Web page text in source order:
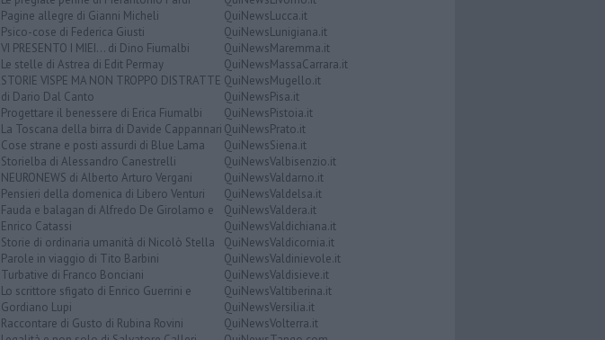
Pagine allegre di Gianni Micheli
Psico-cose di Federica Giusti
VI PRESENTO I MIEI... di Dino Fiumalbi
Le stelle di Astrea di Edit Permay
STORIE VISPE MA NON TROPPO DISTRATTE
di Dario Dal Canto
Progettare il benessere di Erica Fiumalbi
La Toscana della birra di Davide Cappannari
Cose strane e posti assurdi di Blue Lama
Storielba di Alessandro Canestrelli
NEURONEWS di Alberto Arturo Vergani
Pensieri della domenica di Libero Venturi
Fauda e balagan di Alfredo De Girolamo e
Enrico Catassi
Storie di ordinaria umanità di Nicolò Stella
Parole in viaggio di Tito Barbini
Turbative di Franco Bonciani
Lo scrittore sfigato di Enrico Guerrini e
Gordiano Lupi
Raccontare di Gusto di Rubina Rovini
QuiNewsLucca.it
QuiNewsLunigiana.it
QuiNewsMaremma.it
QuiNewsMassaCarrara.it
QuiNewsMugello.it
QuiNewsPisa.it
QuiNewsPistoia.it
QuiNewsPrato.it
QuiNewsSiena.it
QuiNewsValbisenzio.it
QuiNewsValdarno.it
QuiNewsValdelsa.it
QuiNewsValdera.it
QuiNewsValdichiana.it
QuiNewsValdicornia.it
QuiNewsValdinievole.it
QuiNewsValdisieve.it
QuiNewsValtiberina.it
QuiNewsVersilia.it
QuiNewsVolterra.it